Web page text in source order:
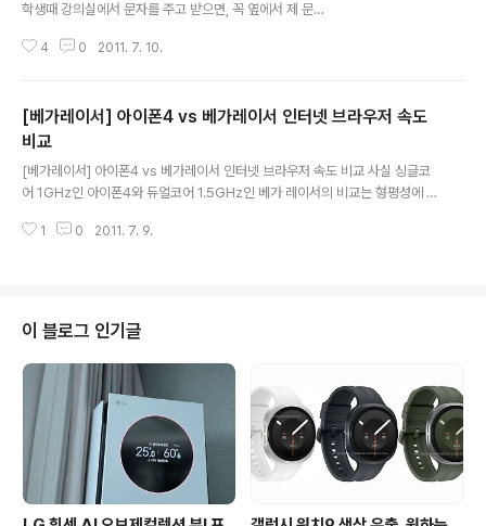
학생때 강의실에서 문자를 주고 받으면, 꼭 옆에서 제 문자
에서 볼 수 없도록 사생활 보호기능이 있는 필름을 사서 부
하는 스마트폰의 경우 액정이 더욱 커져서 버스나 지하철
에서 폰을 쓸 때 꼭 옆에서 쳐다 보는 분들 때문에 사생활이
노출되는 경우가 더욱 많아졌는데요. 베가 레이서는 시크
릿뷰 LCD라는 기능을 통해 4.3인치 디스플레이에 특정
내 폰의 내용물을 볼 수 없도록 하는 기능입니다. 주변 사람
4 0 2011. 7. 10.
[베가레이서] 아이폰4 vs 베가레이서 인터넷 브라우저 속도
비교
[베가레이서] 아이폰4 vs 베가레이서 인터넷 브라우저 속도 비교 사실 싱글코
어 1GHz인 아이폰4와 듀얼코어 1.5GHz인 베가 레이서의 비교는 형평성에 맞
라 두개만 찍어보았습니다. 아이폰4는 어도비 플래시를 지원하지 않고, 베가 레
아이폰4 인터넷 브라우저 비교 - 베가레이서 인터넷브라우저 조작영상
1 0 2011. 7. 9.
이 블로그 인기글